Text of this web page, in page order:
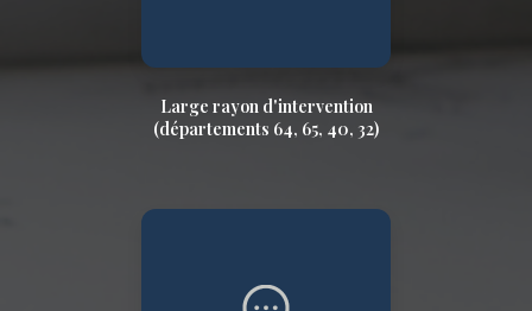
Large rayon d'intervention
(départements 64, 65, 40, 32)